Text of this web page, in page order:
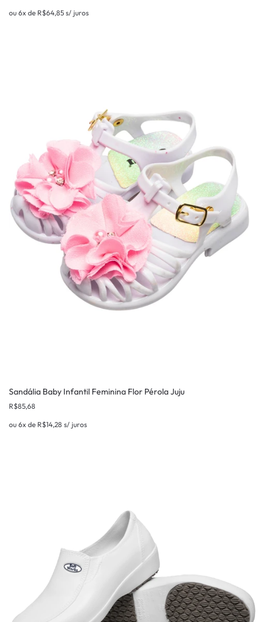
ou 6x de R$64,85 s/ juros
Sandália Baby Infantil Feminina Flor Pérola Juju
R$85,68
ou 6x de R$14,28 s/ juros